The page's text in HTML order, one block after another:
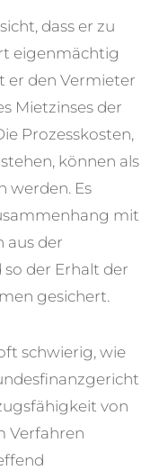
dass er zu
eigenmächtig
er den Vermieter
Mietzinses der
Prozesskosten,
können als
werden. Es
mit
aus der
der Erhalt der
gesichert.
schwierig, wie
von
Verfahren